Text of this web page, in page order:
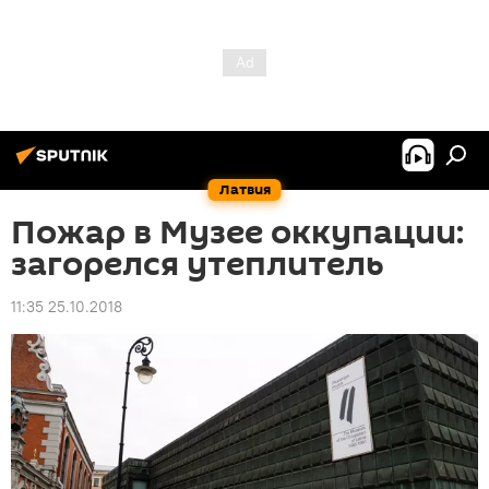
Латвия
Пожар в Музее оккупации:
загорелся утеплитель
11:35 25.10.2018